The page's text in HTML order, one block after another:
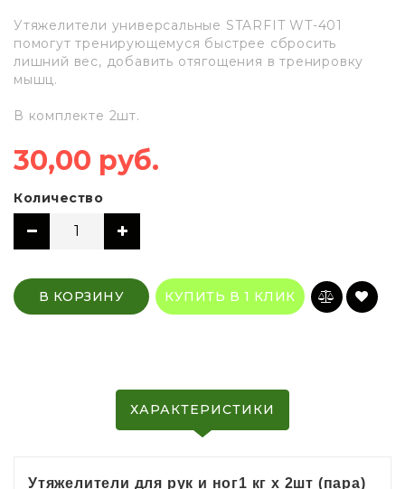
Утяжелители универсальные STARFIT WT-401
помогут тренирующемуся быстрее сбросить
лишний вес, добавить отягощения в тренировку
мышц.
В комплекте 2шт.
30,00 руб.
Количество
В КОРЗИНУ КУПИТЬ В 1 КЛИК
ХАРАКТЕРИСТИКИ
Утяжелители для рук и ног1 кг х 2шт (пара)